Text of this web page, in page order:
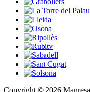
Copyright © 2026 Manresa